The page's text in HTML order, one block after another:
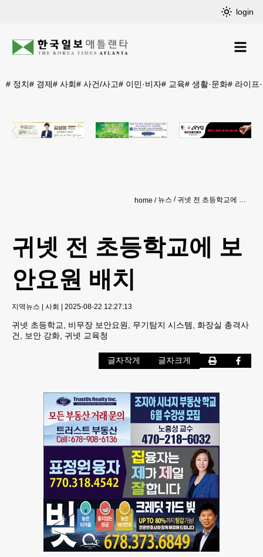
login
# 정치# 경제# 사회# 사건/사고# 이민·비자# 교육# 생활·문화# 라이프
home 뉴스 귀넷 전 초등학교에 보안요원 배치
귀넷 전 초등학교에 보
안요원 배치
지역뉴스 | 사회 | 2025-08-22 12:27:13
귀넷 초등학교, 비무장 보안요원, 무기탐지 시스템, 화장실 총격사
건, 보안 강화, 귀넷 교육청
글자작게 글자크게